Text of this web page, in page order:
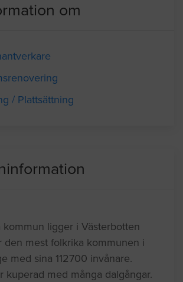
om
/ Plattsättning
kommun ligger i Västerbotten
den mest folkrika kommunen i
med sina 112700 invånare.
kuperad med många dalgångar.